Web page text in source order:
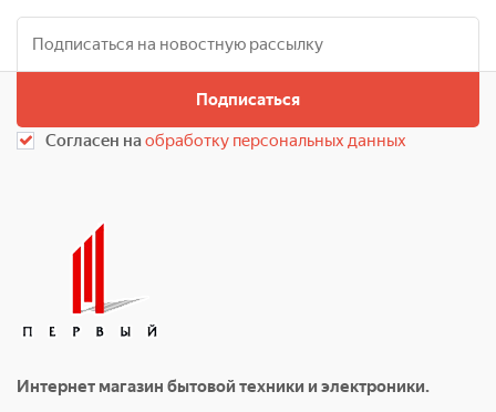
Подписаться
Согласен наобработку персональных данных
Интернет магазин бытовой техники и электроники.